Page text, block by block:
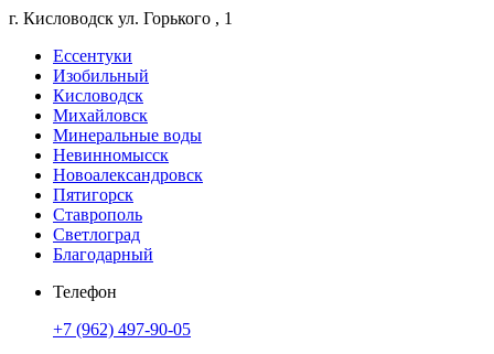
г. Кисловодск ул. Горького , 1
Ессентуки
Изобильный
Кисловодск
Михайловск
Минеральные воды
Невинномысск
Новоалександровск
Пятигорск
Ставрополь
Светлоград
Благодарный
Телефон
+7 (962) 497-90-05